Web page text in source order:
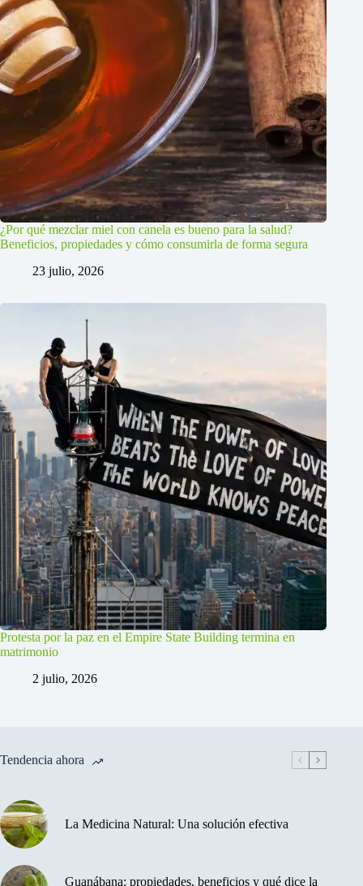
¿Por qué mezclar miel con canela es bueno para la salud?
Beneficios, propiedades y cómo consumirla de forma segura
23 julio, 2026
Protesta por la paz en el Empire State Building termina en
matrimonio
2 julio, 2026
Tendencia ahora
La Medicina Natural: Una solución efectiva
Guanábana: propiedades, beneficios y qué dice la